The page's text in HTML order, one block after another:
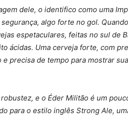
dele, o identifico como uma
algo forte no gol.
espetaculares, feitas no sul de
ácidas. Uma cerveja forte, com
precisa de tempo para mostrar
e o Éder Militão é um
para o estilo inglês Strong Ale,